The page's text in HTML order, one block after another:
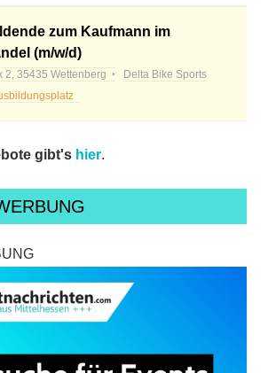
zum Kaufmann im
(m/w/d)
2, 35435 Wettenberg
Delta Bike Sports
gibt's hier.